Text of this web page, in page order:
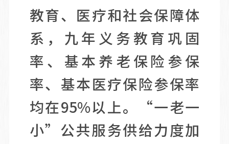
教育、医疗和社会保障体
系，九年义务教育巩固
率、基本养老保险参保
率、基本医疗保险参保率
均在95%以上。“一老一
小”公共服务供给力度加